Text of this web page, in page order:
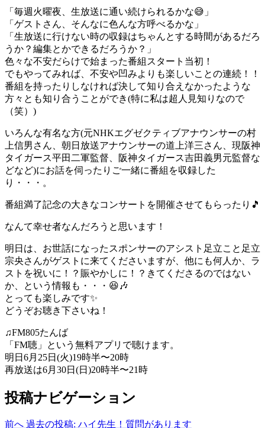
「毎週火曜夜、生放送に通い続けられるかな😅 」
「ゲストさん、そんなに色んな方呼べるかな」
「生放送に行けない時の収録はちゃんとする時間があるだろ
うか？編集とかできるだろうか？」
色々な不安だらけで始まった番組スタート当初！
でもやってみれば、不安や凹みよりも楽しいことの連続！！
番組を持ったりしなければ決して知り合えなかったような
方々とも知り合うことができ(特に私は超人見知りなので
（笑）)
いろんな有名な方(元NHKエグゼクティブアナウンサーの村
上信男さん、朝日放送アナウンサーの道上洋三さん、現阪神
タイガース平田二軍監督、阪神タイガース吉田義男元監督な
どなど)にお話を伺ったりご一緒に番組を収録した
り・・・。
番組満了記念の大きなコンサートを開催させてもらったり 🎵
なんて幸せ者なんだろうと思います！
明日は、お世話になったスポンサーのアシスト足立こと足立
宗央さんがゲストに来てくださいますが、他にも何人か、ラ
ストを祝いに！？賑やかしに！？きてくださるのではない
か、という情報も・・・ 😆 🎶
とっても楽しみです✨
どうぞお聴き下さいね！
♫FM805たんば
「FM聴」という無料アプリで聴けます。
明日6月25日(火)19時半〜20時
再放送は6月30日(日)20時半〜21時
投稿ナビゲーション
前へ 過去の投稿: ハイ先生！質問があります